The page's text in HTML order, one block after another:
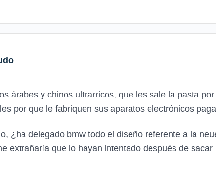
árabes y chinos ultrarricos, que les sale la pasta
por que le fabriquen sus aparatos electrónicos
¿ha delegado bmw todo el diseño referente a la
extrañaría que lo hayan intentado después de